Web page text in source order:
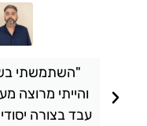
"השתמשתי
והייתי מרוצה
עבד בצורה